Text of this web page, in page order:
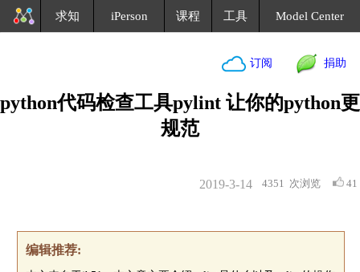
求知 iPerson 课程 工具 Model Center
订阅 捐助
python代码检查工具pylint 让你的python更
规范
4351 次浏览 41
2019-3-14
编辑推荐: